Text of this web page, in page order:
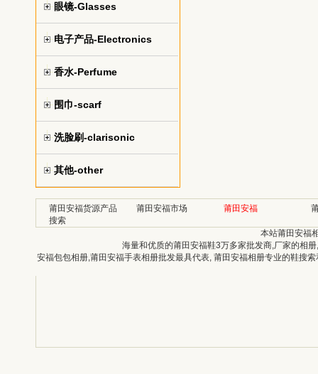
眼镜-Glasses
电子产品-Electronics
香水-Perfume
围巾-scarf
洗脸刷-clarisonic
其他-other
莆田安福货源产品
搜索
莆田安福市场 莆田安福
本站莆田安福
海量和优质的莆田安福鞋3万多家批发商,厂家的相
安福包包相册,莆田安福手表相册批发最具代表, 莆田安福相册专业的鞋搜